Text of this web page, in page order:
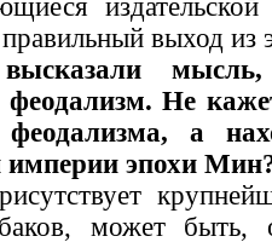
выход из
феодализм. Не
а
империи эпохи
может быть,